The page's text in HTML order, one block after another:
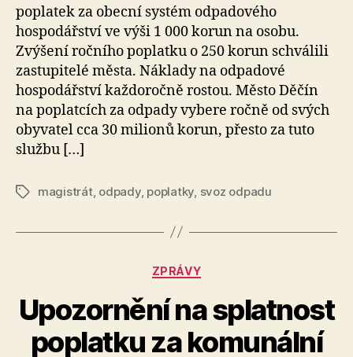
poplatek za obecní systém odpadového
hospodářství ve výši 1 000 korun na osobu.
Zvýšení ročního poplatku o 250 korun schválili
zastupitelé města. Náklady na odpadové
hospodářství každoročně rostou. Město Děčín
na poplatcích za odpady vybere ročně od svých
obyvatel cca 30 milionů korun, přesto za tuto
službu […]
Štítkymagistrát, odpady, poplatky, svoz odpadu
Rubriky
ZPRÁVY
Upozornění na splatnost
poplatku za komunální
u